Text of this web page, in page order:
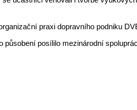
praxi dopravního podniku
posílilo mezinárodní